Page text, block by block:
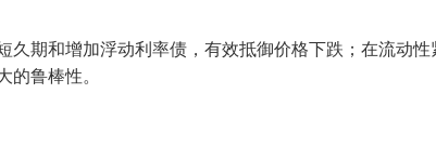
期和增加浮动利率债，有效抵御价格下跌；在流动性
鲁棒性。